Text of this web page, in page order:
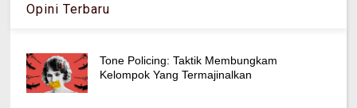
Opini Terbaru
Tone Policing: Taktik Membungkam
Kelompok Yang Termajinalkan